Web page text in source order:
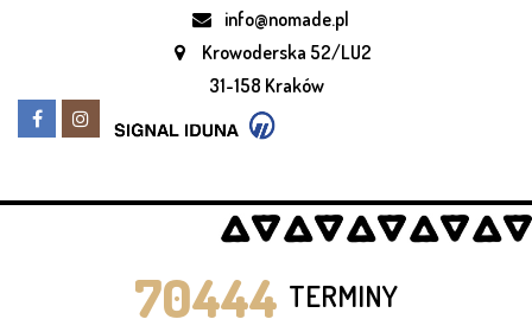
info@nomade.pl
Krowoderska 52/LU2
31-158 Kraków
70444 TERMINY